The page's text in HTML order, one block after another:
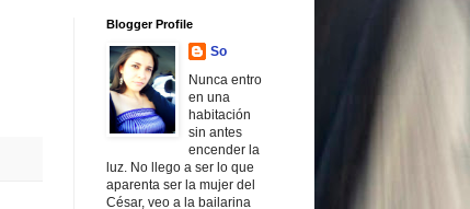
Blogger Profile
So
Nunca entro
en una
habitación
sin antes
encender la
luz. No llego a ser lo que
aparenta ser la mujer del
César, veo a la bailarina